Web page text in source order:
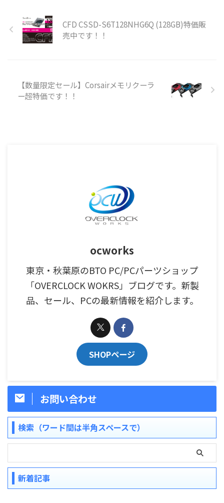
CFD CSSD-S6T128NHG6Q (128GB)特価販
売中です！！
【数量限定セール】Corsairメモリクーラ
ー超特価です！！
ocworks
東京・秋葉原のBTO PC/PCパーツショップ
「OVERCLOCK WOKRS」ブログです。新製
品、セール、PCの最新情報を紹介します。
SHOPページ
お問い合わせ
検索（ワード間は半角スペースで）
新着記事